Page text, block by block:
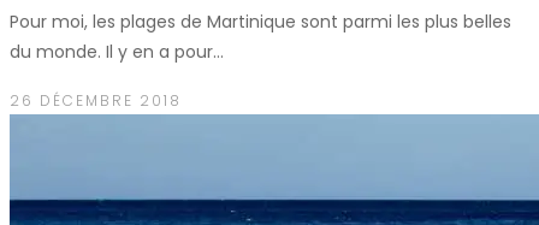
Pour moi, les plages de Martinique sont parmi les plus belles
du monde. Il y en a pour…
26 DÉCEMBRE 2018